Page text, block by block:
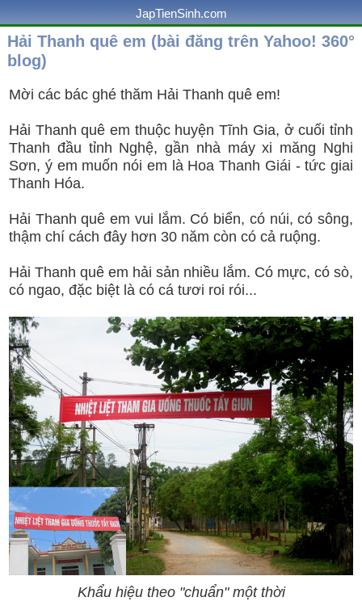
JapTienSinh.com
Hải Thanh quê em (bài đăng trên Yahoo! 360°
blog)
Mời các bác ghé thăm Hải Thanh quê em!
Hải Thanh quê em thuộc huyện Tĩnh Gia, ở cuối tỉnh
Thanh đầu tỉnh Nghệ, gần nhà máy xi măng Nghi
Sơn, ý em muốn nói em là Hoa Thanh Giái - tức giai
Thanh Hóa.
Hải Thanh quê em vui lắm. Có biển, có núi, có sông,
thậm chí cách đây hơn 30 năm còn có cả ruộng.
Hải Thanh quê em hải sản nhiều lắm. Có mực, có sò,
có ngao, đặc biệt là có cá tươi roi rói...
Khẩu hiệu theo "chuẩn" một thời